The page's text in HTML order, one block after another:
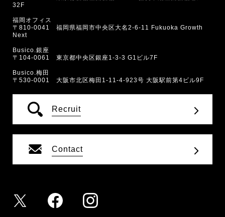
32F
福岡オフィス
〒810-0041 福岡県福岡市中央区大名2-6-11 Fukuoka Growth
Next
Busico.銀座
〒104-0061 東京都中央区銀座1-3-3 G1ビル7F
Busico.梅田
〒530-0001 大阪市北区梅田1-11-4-923号 大阪駅前第4ビル9F
Recruit
Contact